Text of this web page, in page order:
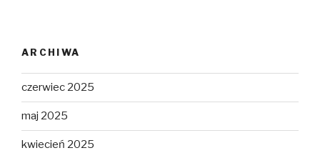
ARCHIWA
czerwiec 2025
maj 2025
kwiecień 2025